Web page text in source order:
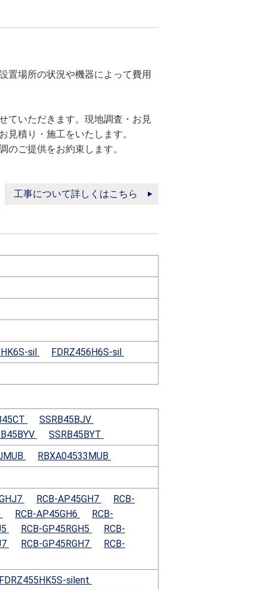
置場所の状況や機器によって費用
ていただきます。現地調査・お見
積り・施工をいたします。
ご提供をお約束します。
工事について詳しくはこちら
sil FDRZ456H6S-sil
SSRB45BJV
SSRB45BYT
RBXA04533MUB
RCB-AP45GH7
RCB-
RCB-AP45GH6
RCB-
RCB-GP45RGH5
RCB-
RCB-GP45RGH7 RCB-
silent